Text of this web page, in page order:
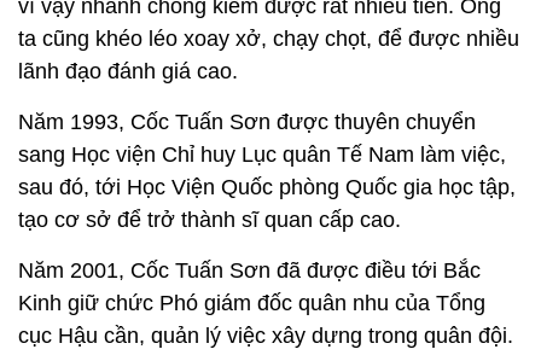
vì vậy nhanh chóng kiếm được rất nhiều tiền. Ông
ta cũng khéo léo xoay xở, chạy chọt, để được nhiều
lãnh đạo đánh giá cao.
Năm 1993, Cốc Tuấn Sơn được thuyên chuyển
sang Học viện Chỉ huy Lục quân Tế Nam làm việc,
sau đó, tới Học Viện Quốc phòng Quốc gia học tập,
tạo cơ sở để trở thành sĩ quan cấp cao.
Năm 2001, Cốc Tuấn Sơn đã được điều tới Bắc
Kinh giữ chức Phó giám đốc quân nhu của Tổng
cục Hậu cần, quản lý việc xây dựng trong quân đội.